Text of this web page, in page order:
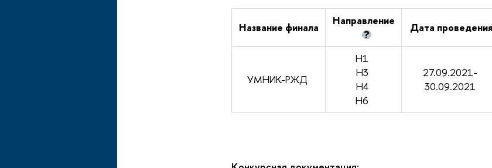
Название финала
Направление
?
Дата проведения
УМНИК-РЖД
Н1
Н3
Н4
Н6
27.09.2021-
30.09.2021